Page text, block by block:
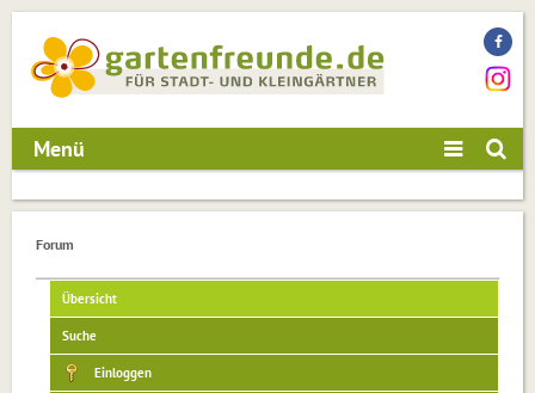
Menü
Forum
Übersicht
Suche
Einloggen